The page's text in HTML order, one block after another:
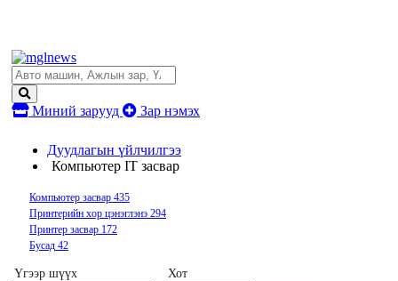
Миний зарууд Зар нэмэх
Дуудлагын үйлчилгээ
Компьютер IT засвар
Компьютер засвар 435
Принтерийн хор цэнэглэнэ 294
Принтер засвар 172
Бусад 42
Үгээр шүүх
Хот